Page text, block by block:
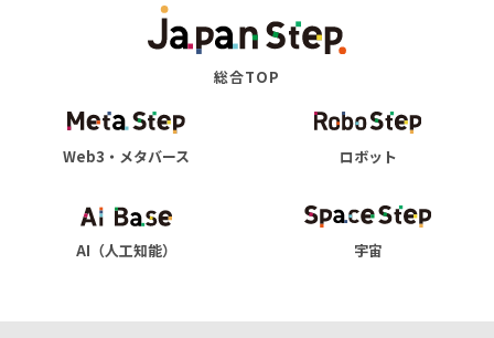
総合TOP
Web3・メタバース ロボット
AI（人工知能） 宇宙